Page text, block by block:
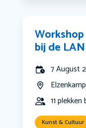
bij de
7 August
11
Kunst & Cultuur